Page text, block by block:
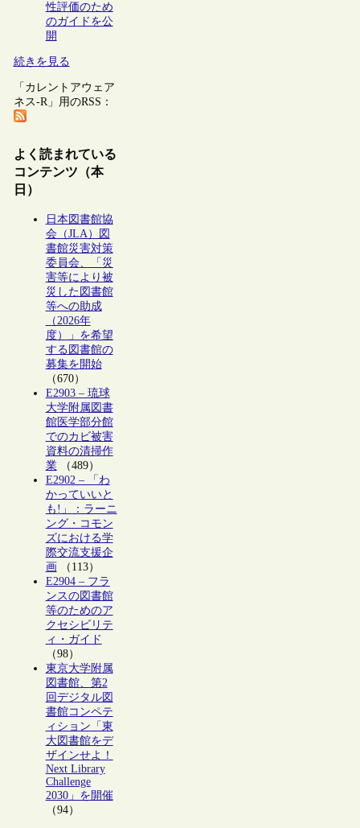
性評価のため
のガイドを公
開
続きを見る
「カレントアウェア
ネス-R」用のRSS：
よく読まれている
コンテンツ（本
日）
日本図書館協
会（JLA）図
書館災害対策
委員会、「災
害等により被
災した図書館
等への助成
（2026年
度）」を希望
する図書館の
募集を開始
（670）
E2903 – 琉球
大学附属図書
館医学部分館
でのカビ被害
資料の清掃作
業（489）
E2902 – 「わ
かっていいと
も!」：ラーニ
ング・コモン
ズにおける学
際交流支援企
画（113）
E2904 – フラ
ンスの図書館
等のためのア
クセシビリテ
ィ・ガイド
（98）
東京大学附属
図書館、第2
回デジタル図
書館コンペテ
ィション「東
大図書館をデ
ザインせよ！
Next Library
Challenge
2030」を開催
（94）